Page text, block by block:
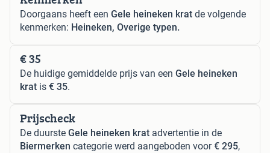
Doorgaans heeft een Gele heineken krat de volgende
kenmerken: Heineken, Overige typen.
€ 35
De huidige gemiddelde prijs van een Gele heineken
krat is € 35.
Prijscheck
De duurste Gele heineken krat advertentie in de
Biermerken categorie werd aangeboden voor€ 295,